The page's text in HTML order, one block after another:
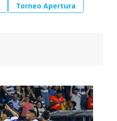
Torneo Apertura